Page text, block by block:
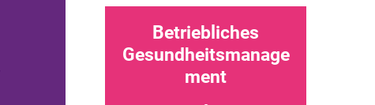
Betriebliches
Gesundheitsmanage
ment